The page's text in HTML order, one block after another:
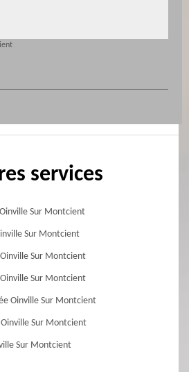
services
Sur Montcient
Sur Montcient
Sur Montcient
Sur Montcient
Oinville Sur Montcient
Sur Montcient
Sur Montcient